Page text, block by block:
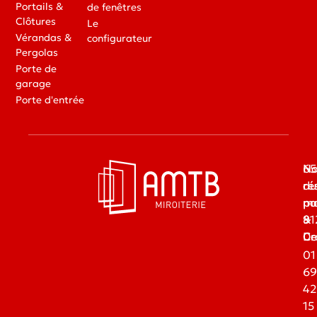
Portails &
Clôtures
Vérandas &
Pergolas
Porte de
garage
Porte d'entrée
de fenêtres
Le
configurateur
du
01
69
42
15
&